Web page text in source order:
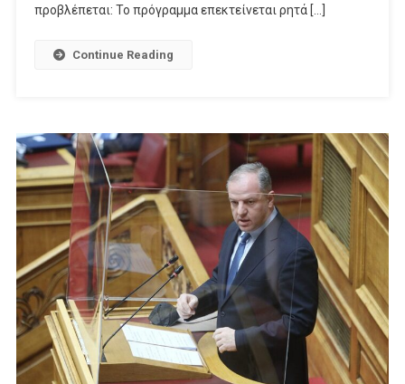
προβλέπεται: Το πρόγραμμα επεκτείνεται ρητά […]
Continue Reading